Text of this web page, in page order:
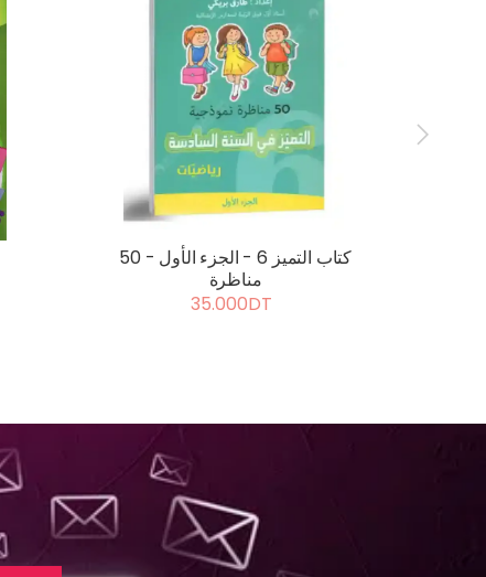
كتاب التميز 6 - الجزء الأول - 50
مناظرة
35.000DT